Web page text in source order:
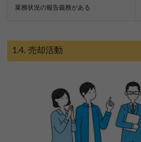
業務状況の報告義務がある
売却活動